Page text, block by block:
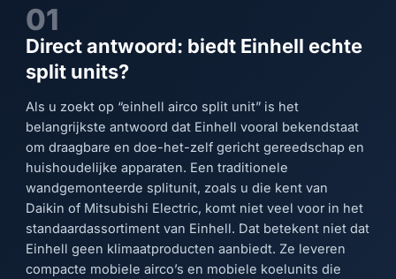
01
Direct antwoord: biedt Einhell echte
split units?
Als u zoekt op “einhell airco split unit” is het
belangrijkste antwoord dat Einhell vooral bekendstaat
om draagbare en doe-het-zelf gericht gereedschap en
huishoudelijke apparaten. Een traditionele
wandgemonteerde splitunit, zoals u die kent van
Daikin of Mitsubishi Electric, komt niet veel voor in het
standaardassortiment van Einhell. Dat betekent niet dat
Einhell geen klimaatproducten aanbiedt. Ze leveren
compacte mobiele airco’s en mobiele koelunits die